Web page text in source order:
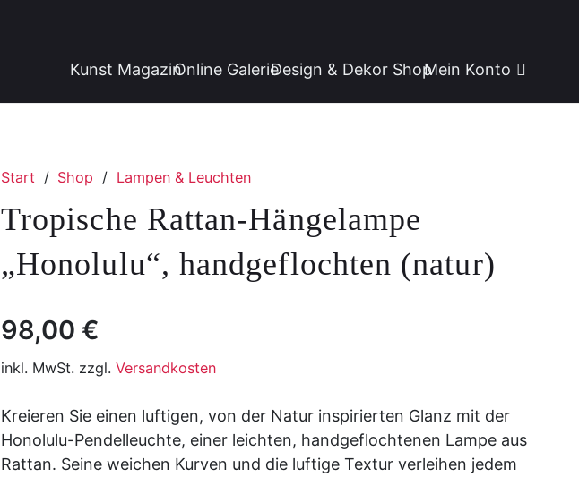
Kunst MagazinOnline GalerieDesign & Dekor ShopMein Konto
Start / Shop / Lampen & Leuchten
Tropische Rattan-Hängelampe
„Honolulu“, handgeflochten (natur)
98,00 €
inkl. MwSt. zzgl. Versandkosten
Kreieren Sie einen luftigen, von der Natur inspirierten Glanz mit der
Honolulu-Pendelleuchte, einer leichten, handgeflochtenen Lampe aus
Rattan. Seine weichen Kurven und die luftige Textur verleihen jedem